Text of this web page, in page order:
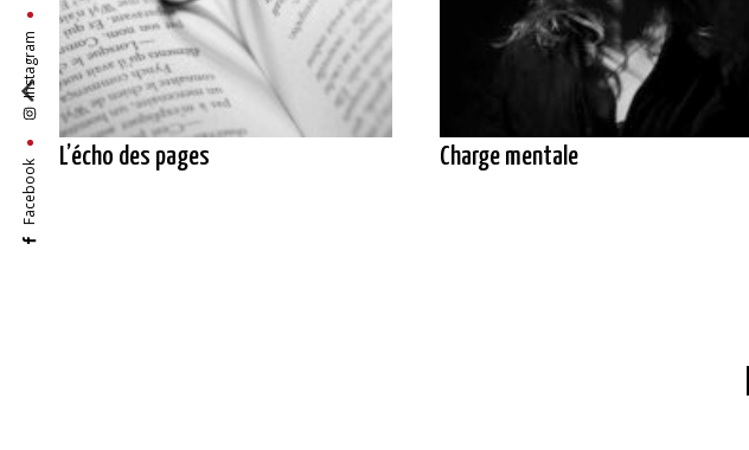
Facebook
Instagram
L’écho des pages Charge mentale